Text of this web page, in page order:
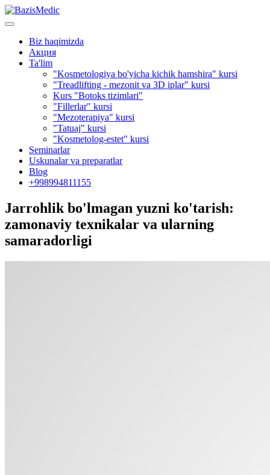
Biz haqimizda
Акция
Ta'lim
"Kosmetologiya bo'yicha kichik hamshira" kursi
"Treadlifting - mezonit va 3D iplar" kursi
Kurs "Botoks tizimlari"
"Fillerlar" kursi
"Mezoterapiya" kursi
"Tatuaj" kursi
"Kosmetolog-estet" kursi
Seminarlar
Uskunalar va preparatlar
Blog
+998994811155
Jarrohlik bo'lmagan yuzni ko'tarish:
zamonaviy texnikalar va ularning
samaradorligi